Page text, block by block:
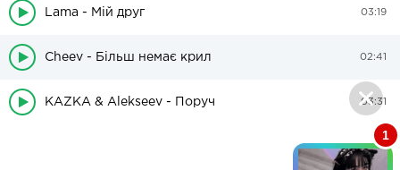
Lama - Мій друг 03:19
Cheev - Більш немає крил 02:41
KAZKA & Alekseev - Поруч 03:31
1